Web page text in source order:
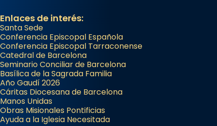
Enlaces de interés:
Santa Sede
Conferencia Episcopal Española
Conferencia Episcopal Tarraconense
Catedral de Barcelona
Seminario Conciliar de Barcelona
Basílica de la Sagrada Familia
Año Gaudí 2026
Cáritas Diocesana de Barcelona
Manos Unidas
Obras Misionales Pontificias
Ayuda a la Iglesia Necesitada